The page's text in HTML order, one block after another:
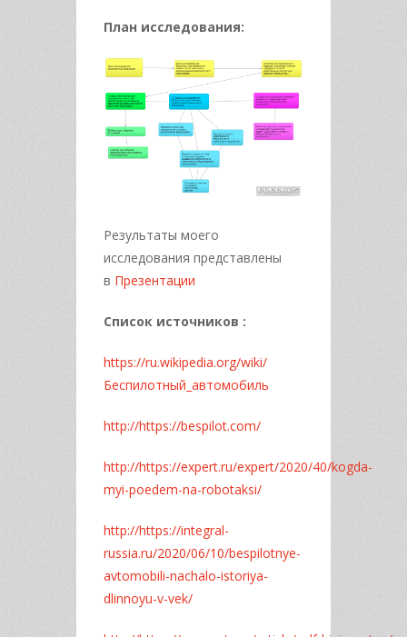
План исследования:
Результаты моего
исследования представлены
в Презентации
Список источников :
https://ru.wikipedia.org/wiki/
Беспилотный_автомобиль
http://https://bespilot.com/
http://https://expert.ru/expert/2020/40/kogda-
myi-poedem-na-robotaksi/
http://https://integral-
russia.ru/2020/06/10/bespilotnye-
avtomobili-nachalo-istoriya-
dlinnoyu-v-vek/